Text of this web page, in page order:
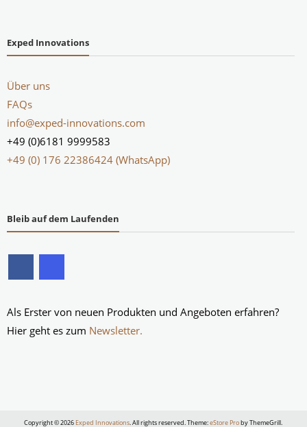
Exped Innovations
Über uns
FAQs
info@exped-innovations.com
+49 (0)6181 9999583
+49 (0) 176 22386424 (WhatsApp)
Bleib auf dem Laufenden
Als Erster von neuen Produkten und Angeboten erfahren?
Hier geht es zum Newsletter.
Copyright © 2026 Exped Innovations. All rights reserved. Theme:eStore Proby ThemeGrill.